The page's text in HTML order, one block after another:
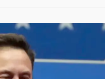
法院聲請遭駁 理由曝光
一度塞車 周六起展出延